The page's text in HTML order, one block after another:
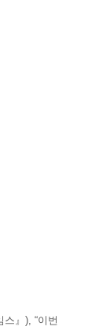
』), “이번